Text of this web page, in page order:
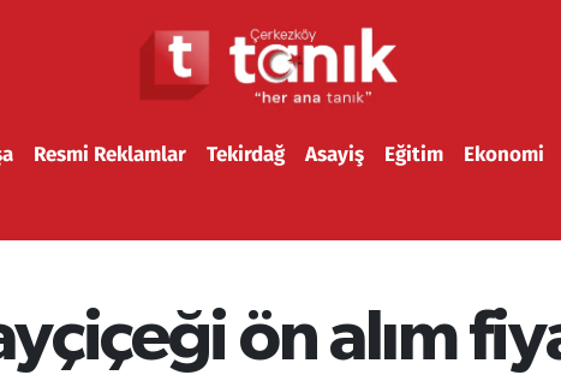
Resmi Reklamlar Tekirdağ Asayiş Eğitim Ekonomi
ön alım